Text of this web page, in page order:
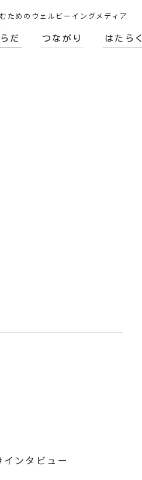
ためのウェルビーイングメディア
だ つながり はたらく
インタビュー